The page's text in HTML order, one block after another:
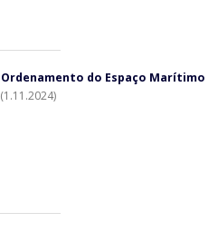
Ordenamento do Espaço Marítimo
(1.11.2024)